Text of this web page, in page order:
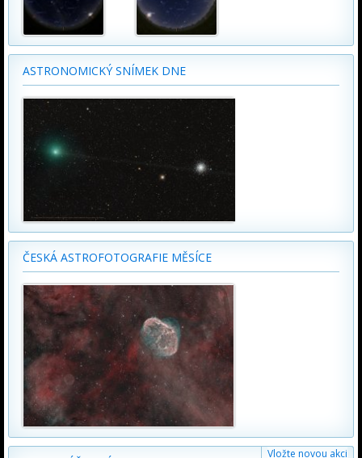
ASTRONOMICKÝ SNÍMEK DNE
ČESKÁ ASTROFOTOGRAFIE MĚSÍCE
Vložte novou akci